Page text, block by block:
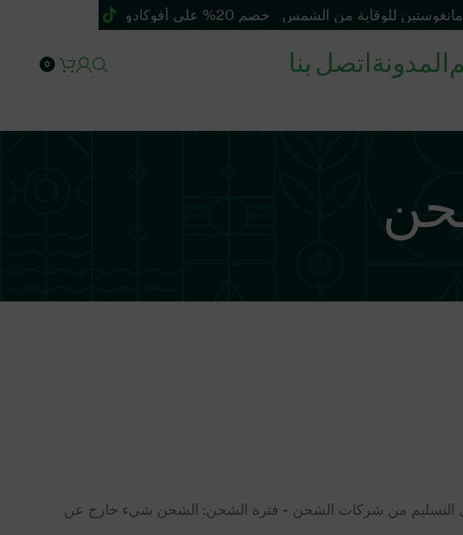
المدونة اتصل بنا 0
، باستثناء التأخير في التسليم من شركات الشحن - فترة الشحن: الشحن شيء خارج عن
خصم 20% على أفوكادو سيكا للوقاية من الشمس